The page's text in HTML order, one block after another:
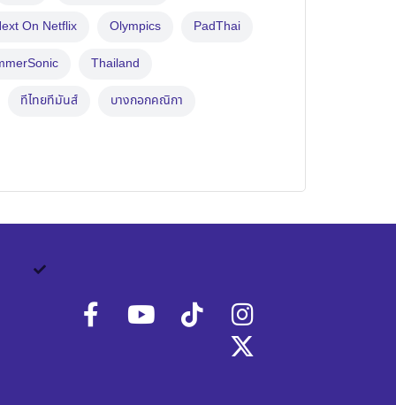
On Netflix Olympics PadThai
Thailand
ทีไทยทีมันส์ บางกอกคณิกา